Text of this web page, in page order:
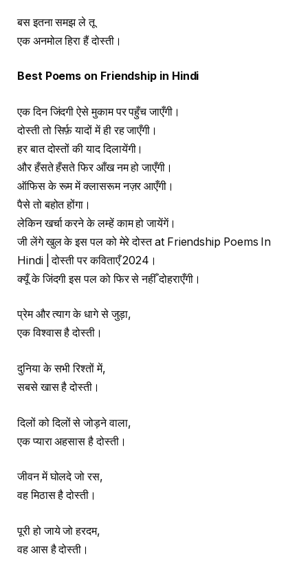
बस इतना समझ ले तू
एक अनमोल हिरा हैं दोस्ती।
Best Poems on Friendship in Hindi
एक दिन जिंदगी ऐसे मुकाम पर पहुँच जाएँगी।
दोस्ती तो सिर्फ़ यादों में ही रह जाएँगी।
हर बात दोस्तों की याद दिलायेंगी।
और हँसते हँसते फिर आँख नम हो जाएँगी।
ऑफिस के रूम में क्लासरूम नज़र आएँगी।
पैसे तो बहोत होंगा।
लेकिन खर्चा करने के लम्हें काम हो जायेंगें।
जी लेंगे खुल के इस पल को मेरे दोस्त at Friendship Poems In
Hindi | दोस्ती पर कविताएँ 2024।
क्यूँ के जिंदगी इस पल को फिर से नहीँ दोहराएँगी।
प्रेम और त्याग के धागे से जुड़ा,
एक विश्वास है दोस्ती।
दुनिया के सभी रिश्तों में,
सबसे खास है दोस्ती।
दिलों को दिलों से जोड़ने वाला,
एक प्यारा अहसास है दोस्ती।
जीवन में घोलदे जो रस,
वह मिठास है दोस्ती।
पूरी हो जाये जो हरदम,
वह आस है दोस्ती।